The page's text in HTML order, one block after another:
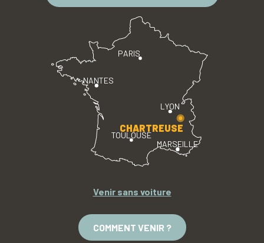
PARIS
LYON
TOULOUSE
MARSEILLE
NANTES
CHARTREUSE
Venir sans voiture
COMMENT VENIR ?